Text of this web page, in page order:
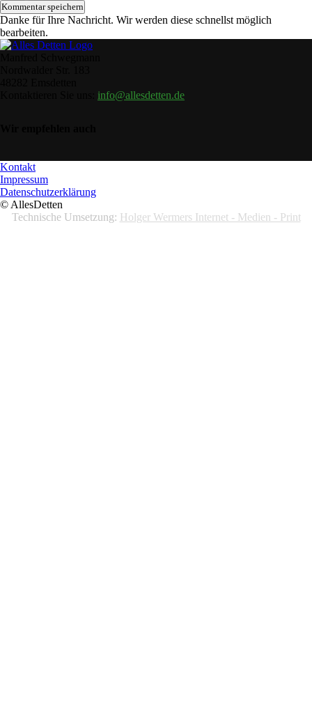
Danke für Ihre Nachricht. Wir werden diese schnellst möglich
bearbeiten.
info@allesdetten.de
Kontakt
Impressum
Datenschutzerklärung
© AllesDetten
Technische Umsetzung: Holger Wermers Internet - Medien - Print